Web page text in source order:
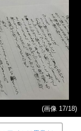
(画像 17/18)